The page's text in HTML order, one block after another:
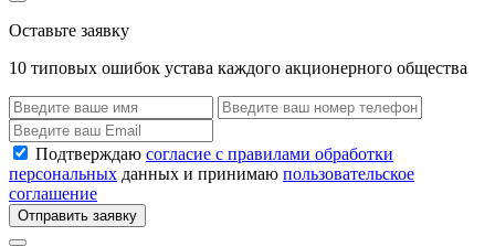
Оставьте заявку
10 типовых ошибок устава каждого акционерного общества
Подтверждаю согласие с правилами обработки
персональных данных и принимаю пользовательское
соглашение
Отправить заявку